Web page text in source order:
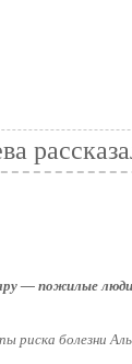
— пожилые
риска болезни